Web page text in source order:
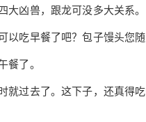
大凶兽，跟龙可没多大关系。
以吃早餐了吧？包子馒头您随
餐了。
就过去了。这下子，还真得吃
子？
东南
么生